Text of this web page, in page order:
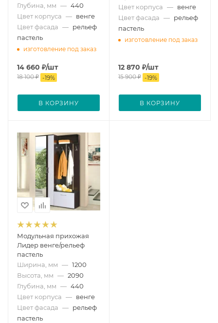
Глубина, мм — 440
Цвет корпуса — венге
Цвет фасада — рельеф
пастель
изготовление под заказ
14 660 ₽/шт
18 100₽ -19%
В КОРЗИНУ
Цвет корпуса — венге
Цвет фасада — рельеф
пастель
изготовление под заказ
12 870 ₽/шт
15 900₽ -19%
В КОРЗИНУ
Модульная прихожая
Лидер венге/рельеф
пастель
Ширина, мм — 1200
Высота, мм — 2090
Глубина, мм — 440
Цвет корпуса — венге
Цвет фасада — рельеф
пастель